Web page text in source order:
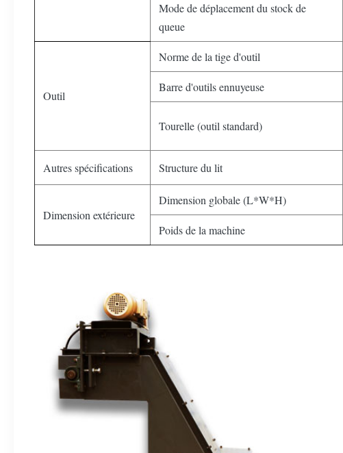
Mode de déplacement du stock de
queue
Outil
Norme de la tige d'outil
Barre d'outils ennuyeuse
Tourelle (outil standard)
Autres spécifications Structure du lit
Dimension extérieure
Dimension globale (L*W*H)
Poids de la machine